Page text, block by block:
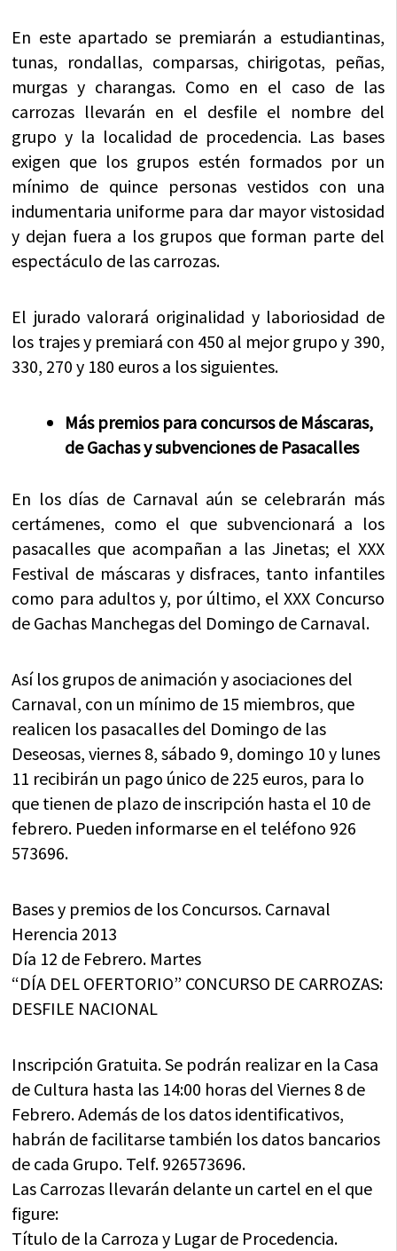
En este apartado se premiarán a estudiantinas,
tunas, rondallas, comparsas, chirigotas, peñas,
murgas y charangas. Como en el caso de las
carrozas llevarán en el desfile el nombre del
grupo y la localidad de procedencia. Las bases
exigen que los grupos estén formados por un
mínimo de quince personas vestidos con una
indumentaria uniforme para dar mayor vistosidad
y dejan fuera a los grupos que forman parte del
espectáculo de las carrozas.
El jurado valorará originalidad y laboriosidad de
los trajes y premiará con 450 al mejor grupo y 390,
330, 270 y 180 euros a los siguientes.
Más premios para concursos de Máscaras,
de Gachas y subvenciones de Pasacalles
En los días de Carnaval aún se celebrarán más
certámenes, como el que subvencionará a los
pasacalles que acompañan a las Jinetas; el XXX
Festival de máscaras y disfraces, tanto infantiles
como para adultos y, por último, el XXX Concurso
de Gachas Manchegas del Domingo de Carnaval.
Así los grupos de animación y asociaciones del
Carnaval, con un mínimo de 15 miembros, que
realicen los pasacalles del Domingo de las
Deseosas, viernes 8, sábado 9, domingo 10 y lunes
11 recibirán un pago único de 225 euros, para lo
que tienen de plazo de inscripción hasta el 10 de
febrero. Pueden informarse en el teléfono 926
573696.
Bases y premios de los Concursos. Carnaval
Herencia 2013
Día 12 de Febrero. Martes
“DÍA DEL OFERTORIO” CONCURSO DE CARROZAS:
DESFILE NACIONAL
Inscripción Gratuita. Se podrán realizar en la Casa
de Cultura hasta las 14:00 horas del Viernes 8 de
Febrero. Además de los datos identificativos,
habrán de facilitarse también los datos bancarios
de cada Grupo. Telf. 926573696.
Las Carrozas llevarán delante un cartel en el que
figure:
Título de la Carroza y Lugar de Procedencia.